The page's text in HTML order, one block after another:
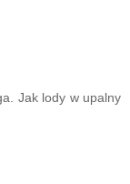
Jak lody w upalny